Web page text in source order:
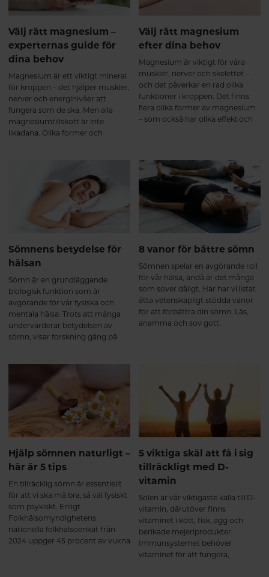
Välj rätt magnesium –
experternas guide för
dina behov
Magnesium är ett viktigt mineral
för kroppen – det hjälper muskler,
nerver och energinivåer att
fungera som de ska. Men alla
magnesiumtillskott är inte
likadana. Olika former och
igenom fyra populära alternativ
så du lättare kan välja rätt.
Välj rätt magnesium
efter dina behov
Magnesium är viktigt för våra
muskler, nerver och skelettet –
och det påverkar en rad olika
funktioner i kroppen. Det finns
flera olika former av magnesium
– som också har olika effekt och
produkt efter dina behov.
Sömnens betydelse för
hälsan
Sömn är en grundläggande
biologisk funktion som är
avgörande för vår fysiska och
mentala hälsa. Trots att många
undervärderar betydelsen av
sömn, visar forskning gång på
och regelbunden motion. I den
här artikeln går vi igenom varför
sömn är så viktig och hur brist på
sömn kan påverka både kropp
8 vanor för bättre sömn
Sömnen spelar en avgörande roll
för vår hälsa, ändå är det många
som sover dåligt. Här har vi listat
åtta vetenskapligt stödda vanor
för att förbättra din sömn. Läs,
anamma och sov gott.
Hjälp sömnen naturligt –
här är 5 tips
En tillräcklig sömn är essentiellt
för att vi ska må bra, så väl fysiskt
som psykiskt. Enligt
Folkhälsomyndighetens
nationella folkhälsoenkät från
2024 uppger 45 procent av vuxna
5 viktiga skäl att få i sig
tillräckligt med D-
vitamin
Solen är vår viktigaste källa till D-
vitamin, därutöver finns
vitaminet i kött, fisk, ägg och
berikade mejeriprodukter.
Immunsystemet behöver
vitaminet för att fungera,